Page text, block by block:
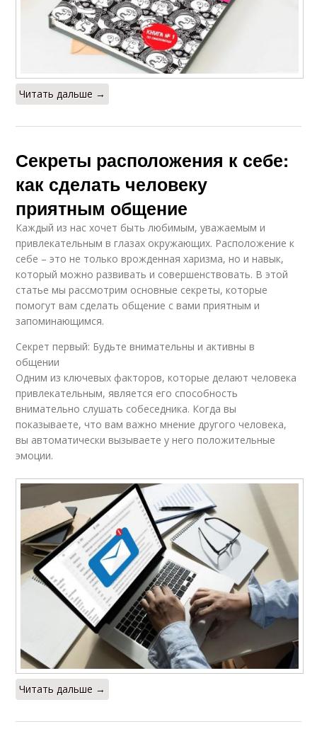
Читать дальше →
Секреты расположения к себе:
как сделать человеку
приятным общение
Каждый из нас хочет быть любимым, уважаемым и
привлекательным в глазах окружающих. Расположение к
себе – это не только врожденная харизма, но и навык,
который можно развивать и совершенствовать. В этой
статье мы рассмотрим основные секреты, которые
помогут вам сделать общение с вами приятным и
запоминающимся.
Секрет первый: Будьте внимательны и активны в
общении
Одним из ключевых факторов, которые делают человека
привлекательным, является его способность
внимательно слушать собеседника. Когда вы
показываете, что вам важно мнение другого человека,
вы автоматически вызываете у него положительные
эмоции.
Читать дальше →